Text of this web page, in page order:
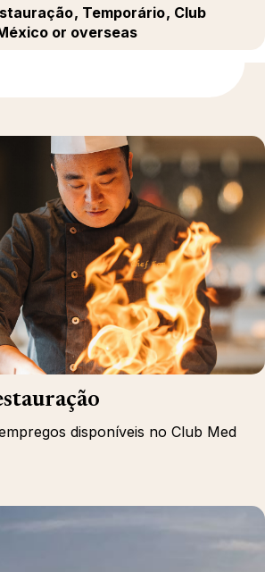
, Temporário, Club
or overseas
disponíveis no Club Med